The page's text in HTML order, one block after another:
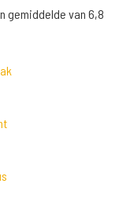
gemiddelde van 6,8